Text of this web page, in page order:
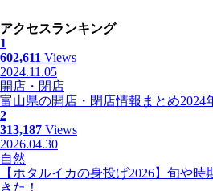
アクセスランキング
1
602,611 Views
2024.11.05
開店・閉店
富山県の開店・閉店情報まとめ2024
2
313,187 Views
2026.04.30
自然
【ホタルイカの身投げ2026】旬や
きた！